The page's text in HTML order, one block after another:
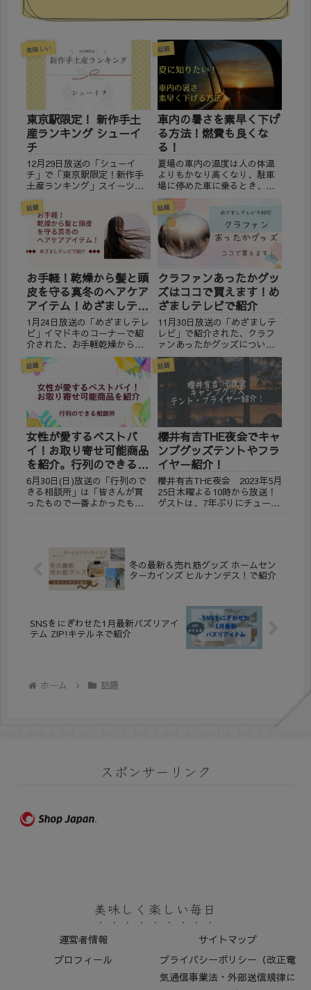
美味しい
東京駅限定！ 新作手土
産ランキング シューイ
チ
12月29日放送の「シューイ
チ」で「東京駅限定！新作手
土産ランキング」スイーツマ
ニアがおすすめポイントを紹
介の中で、紹介された新作手
土産が本当に東京駅でしか買
えないのか？通販で購入でき
るものもあるのではないかと
思い、調べてみました。 (ad...
話題
車内の暑さを素早く下げ
る方法！燃費も良くな
る！
夏場の車内の温度は人の体温
よりもかなり高くなり、駐車
場に停めた車に乗るとき、暑
すぎてうんざりしますよね。
炎天下でエンジンを切った状
態だと、車内の温度は急上昇
します。 気温35度の日、窓を
閉め切った車内の温度は、た
った10分間で37.8度ま...
話題
お手軽！乾燥から髪と頭
皮を守る真冬のヘアケア
アイテム！めざましテレ
ビ
1月24日放送の「めざましテレ
ビ」イマドキのコーナーで紹
介された、お手軽乾燥から髪
と頭皮を守る真冬のヘアケア
アイテム！ 通販で購入可能か
調べてみました。 ※2024年1
月24日現在の情報です。 トレ
ンドホリックヘアエイド 髪の
悩みに合わせて...
話題
クラファンあったかグッ
ズはココで買えます！め
ざましテレビで紹介
11月30日放送の「めざましテ
レビ」で紹介された、クラフ
ァンあったかグッズについて
調べてみました。発売後人気
になった商品や、これから発
売予定のものを紹介します。
※2023年11月30日現在の情報
です。 WILLCOOK HO-ON
23,...
話題
女性が愛するベストバ
イ！お取り寄せ可能商品
を紹介。行列のできる相
談所
6月30日(日)放送の「行列ので
きる相談所」は「皆さんが買
ったもので一番よかったもの
コンビーフ！ 明太子の油漬け
缶詰！マリンスポーツでも使
える日焼け防止マスク！...
話題
櫻井有吉THE夜会でキャ
ンプグッズテントやフラ
イヤー紹介！
櫻井有吉THE夜会 2023年5月
25日木曜よる10時から放送！
ゲストは、7年ぶりにチュート
使えるキャンプグッズの詳細
を調べてみ...
冬の最新＆売れ筋グッズ ホームセン
ターカインズ ヒルナンデス！で紹介
SNSをにぎわせた1月最新バズリアイ
テム ZIP!キテルネで紹介
ホーム 話題
スポンサーリンク
美味しく楽しい毎日
運営者情報
サイトマップ
プロフィール
プライバシーポリシー（改正電
気通信事業法・外部送信規律に